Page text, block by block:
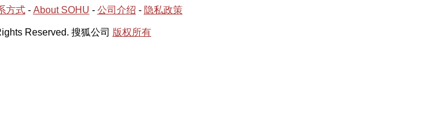
方式- About SOHU - 公司介绍 - 隐私政策
Reserved. 搜狐公司 版权所有